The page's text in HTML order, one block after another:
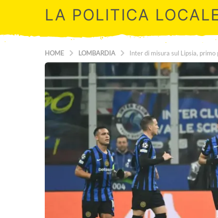
LA POLITICA
HOME LOMBARDIA Inter di misura sul Lipsia,